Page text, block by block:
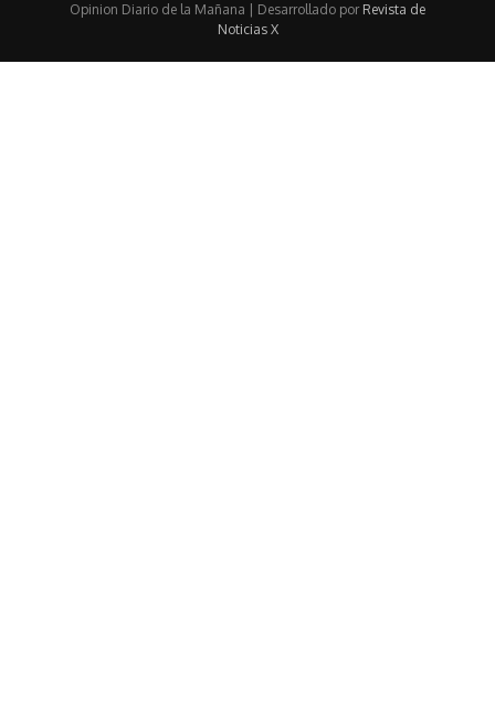
Opinion Diario de la Mañana | Desarrollado por Revista de
Noticias X